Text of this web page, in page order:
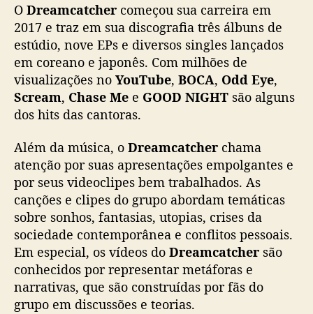
O Dreamcatcher começou sua carreira em
2017 e traz em sua discografia três álbuns de
estúdio, nove EPs e diversos singles lançados
em coreano e japonês. Com milhões de
visualizações no YouTube, BOCA, Odd Eye,
Scream, Chase Me e GOOD NIGHT são alguns
dos hits das cantoras.
Além da música, o Dreamcatcher chama
atenção por suas apresentações empolgantes e
por seus videoclipes bem trabalhados. As
canções e clipes do grupo abordam temáticas
sobre sonhos, fantasias, utopias, crises da
sociedade contemporânea e conflitos pessoais.
Em especial, os vídeos do Dreamcatcher são
conhecidos por representar metáforas e
narrativas, que são construídas por fãs do
grupo em discussões e teorias.